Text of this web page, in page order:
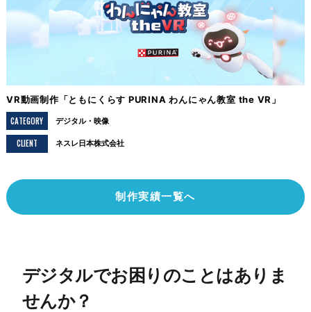
VR動画制作「ともにくらす PURINA わんにゃん教室 the VR」
CATEGORY
デジタル 映像
CLIENT ネスレ日本株式会社
制作実績一覧へ
デジタルでお困りのことはありま
せんか？